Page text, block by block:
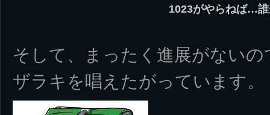
1023がやらねば…
そして、まったく進展がない
ザラキを唱えたがっています。